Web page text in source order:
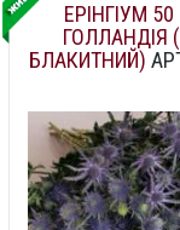
ЕРІНГІУМ
ГОЛЛАНДІЯ
БЛАКИТНИЙ)